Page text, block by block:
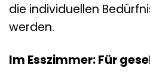
die individuellen
werden.
Im Esszimmer: Für